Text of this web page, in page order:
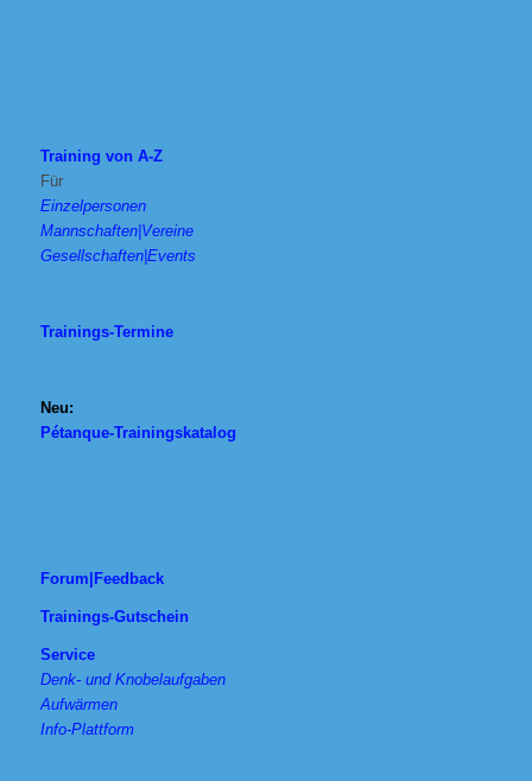
Training von A-Z
Für
Einzelpersonen
Mannschaften|Vereine
Gesellschaften|Events
Trainings-Termine
Neu:
Pétanque-Trainingskatalog
Forum|Feedback
Trainings-Gutschein
Service
Denk- und Knobelaufgaben
Aufwärmen
Info-Plattform